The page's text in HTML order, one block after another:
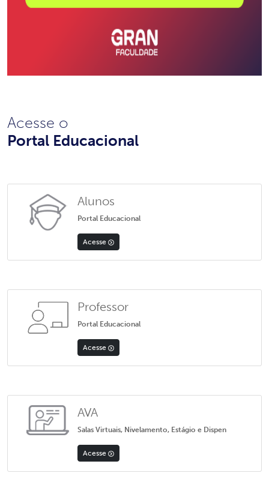
Acesse o
Portal Educacional
Alunos
Portal Educacional
Acesse
Professor
Portal Educacional
Acesse
AVA
Salas Virtuais, Nivelamento, Estágio e Dispen
Acesse